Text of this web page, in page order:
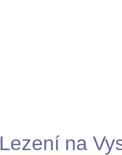
Lezení na